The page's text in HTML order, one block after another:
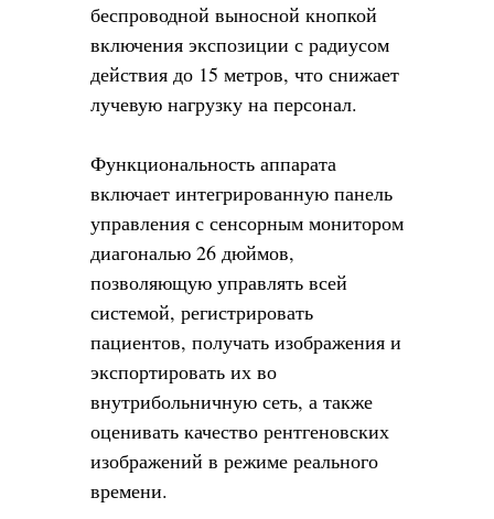
беспроводной выносной кнопкой
включения экспозиции с радиусом
действия до 15 метров, что снижает
лучевую нагрузку на персонал.
Функциональность аппарата
включает интегрированную панель
управления с сенсорным монитором
диагональю 26 дюймов,
позволяющую управлять всей
системой, регистрировать
пациентов, получать изображения и
экспортировать их во
внутрибольничную сеть, а также
оценивать качество рентгеновских
изображений в режиме реального
времени.